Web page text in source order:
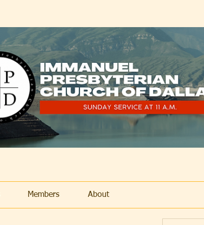
Members About